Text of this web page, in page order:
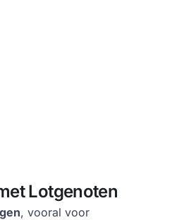
Lotgenoten
, vooral voor